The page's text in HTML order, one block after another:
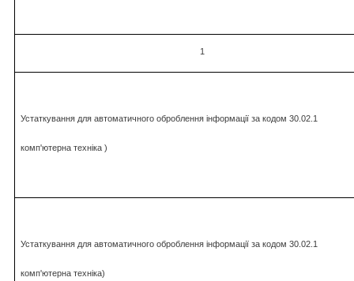
1
Устаткування для автоматичного оброблення інформації за кодом 30.02.1
комп'ютерна техніка )
Устаткування для автоматичного оброблення інформації за кодом 30.02.1
комп'ютерна техніка)